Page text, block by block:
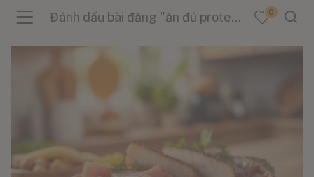
(Danh Mục )
Đánh dấu bài đăng "ăn đủ protein" 0